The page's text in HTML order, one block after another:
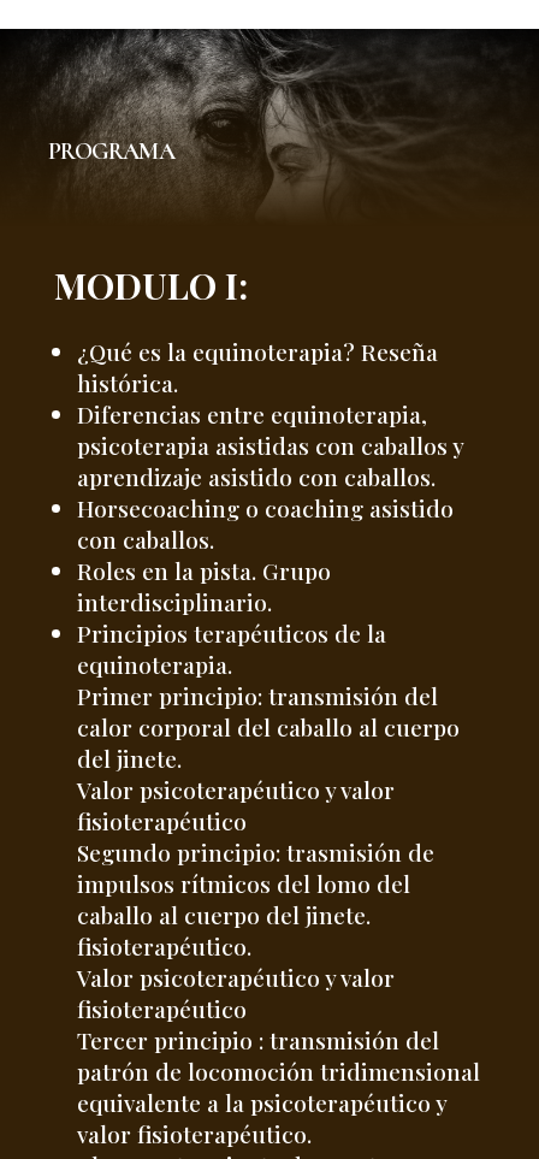
PROGRAMA
MODULO I:
¿Qué es la equinoterapia? Reseña
histórica.
Diferencias entre equinoterapia,
psicoterapia asistidas con caballos y
aprendizaje asistido con caballos.
Horsecoaching o coaching asistido
con caballos.
Roles en la pista. Grupo
interdisciplinario.
Principios terapéuticos de la
equinoterapia.
Primer principio: transmisión del
calor corporal del caballo al cuerpo
del jinete.
Valor psicoterapéutico y valor
fisioterapéutico
Segundo principio: trasmisión de
impulsos rítmicos del lomo del
caballo al cuerpo del jinete.
fisioterapéutico.
Valor psicoterapéutico y valor
fisioterapéutico
Tercer principio : transmisión del
patrón de locomoción tridimensional
equivalente a la psicoterapéutico y
valor fisioterapéutico.